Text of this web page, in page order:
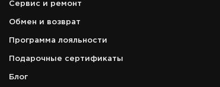
Сервис и ремонт
Обмен и возврат
Программа лояльности
Подарочные сертификаты
Блог